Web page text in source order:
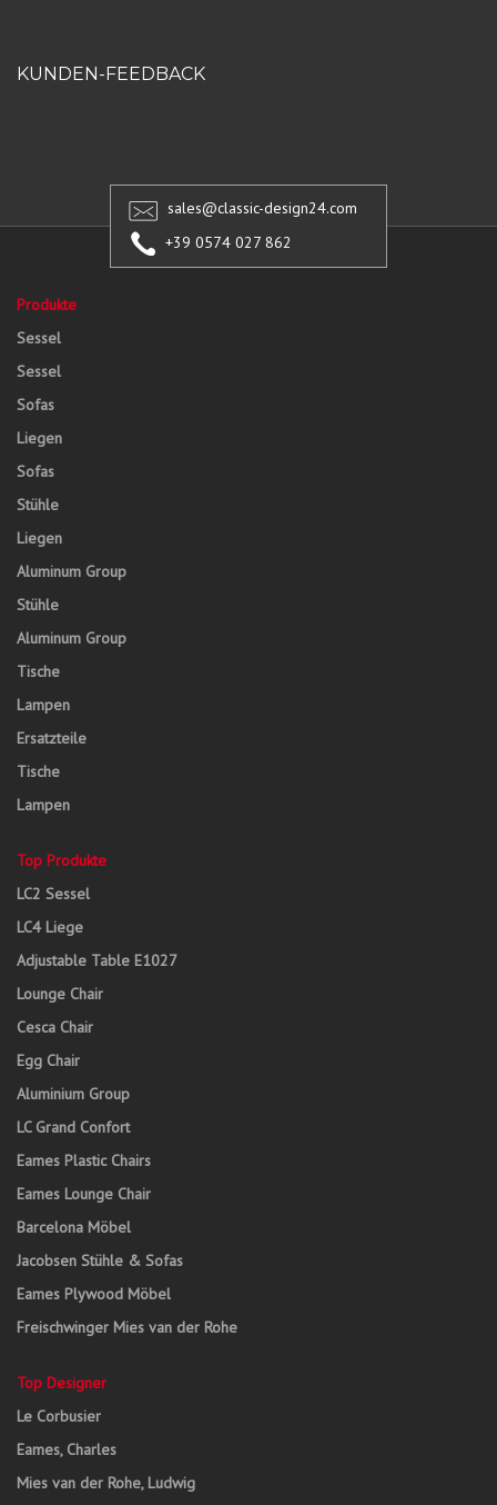
KUNDEN-FEEDBACK
sales@classic-design24.com
+39 0574 027 862
Produkte
Sessel
Sessel
Sofas
Liegen
Sofas
Stühle
Liegen
Aluminum Group
Stühle
Aluminum Group
Tische
Lampen
Ersatzteile
Tische
Lampen
Top Produkte
LC2 Sessel
LC4 Liege
Adjustable Table E1027
Lounge Chair
Cesca Chair
Egg Chair
Aluminium Group
LC Grand Confort
Eames Plastic Chairs
Eames Lounge Chair
Barcelona Möbel
Jacobsen Stühle & Sofas
Eames Plywood Möbel
Freischwinger Mies van der Rohe
Top Designer
Le Corbusier
Eames, Charles
Mies van der Rohe, Ludwig